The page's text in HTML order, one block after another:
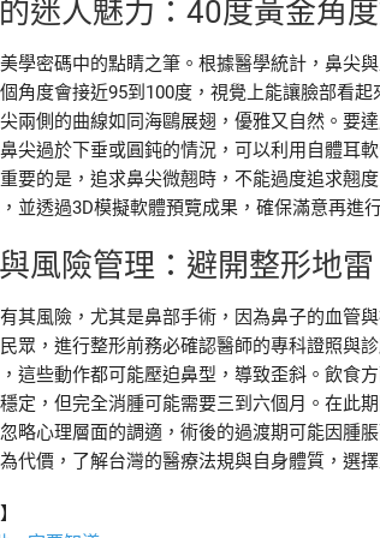
迷人魅力：40度黃金角
學密碼中的點睛之筆。根據醫學統計，鼻尖
角度會接近95到100度，視覺上能讓臉部看
兩側的曲線如同海鷗展翅，優雅又自然。要
尖過於下垂或圓鈍的情況，可以利用自體耳
要的是，追求鼻尖微翹時，不能過度追求翹
並透過3D模擬軟體預覽成果，確保滿意再進
風險管理：避開整形地
其風險，尤其是鼻部手術，因為鼻子的血管
眾，進行整形前務必確認醫師的專科證照與
這些動作都可能壓迫鼻型，導致歪斜。飲食
定，但完全消腫可能需要三到六個月。在此
略心理層面的調適，術後的過渡期可能因腫
代價，了解台灣的醫療法規與自身體質，選